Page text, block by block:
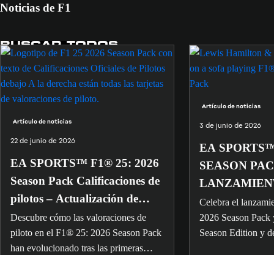
Noticias de F1
BUSCAR TODOS
Artículo de noticias
22 de junio de 2026
EA SPORTS™ F1® 25: 2026
Season Pack Calificaciones de
pilotos – Actualización de
junio
Descubre cómo las valoraciones de
piloto en el F1® 25: 2026 Season Pack
han evolucionado tras las primeras
Artículo de noticias
3 de junio de 2026
EA
SEASON
Celebra el
2026 Season
Season Edition y